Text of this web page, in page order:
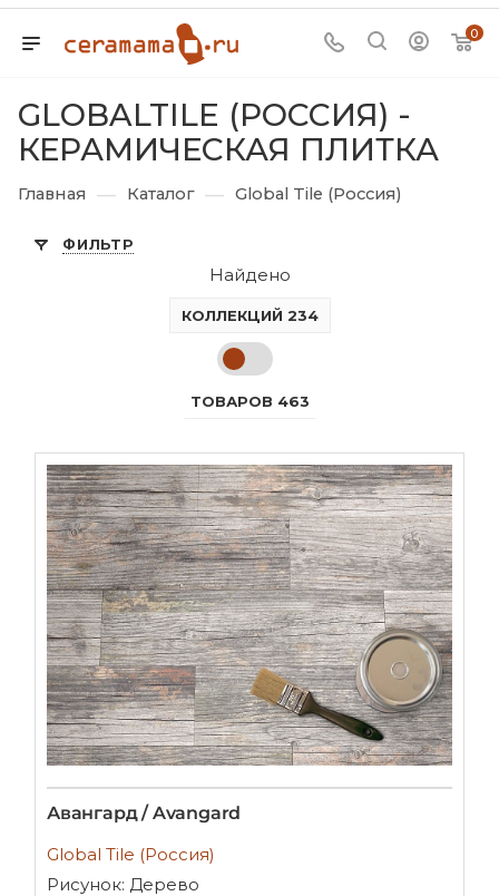
0
GLOBALTILE (РОССИЯ) -
КЕРАМИЧЕСКАЯ ПЛИТКА
Главная — Каталог — Global Tile (Россия)
ФИЛЬТР
Найдено
КОЛЛЕКЦИЙ 234
ТОВАРОВ 463
Авангард / Avangard
Global Tile (Россия)
Рисунок: Дерево